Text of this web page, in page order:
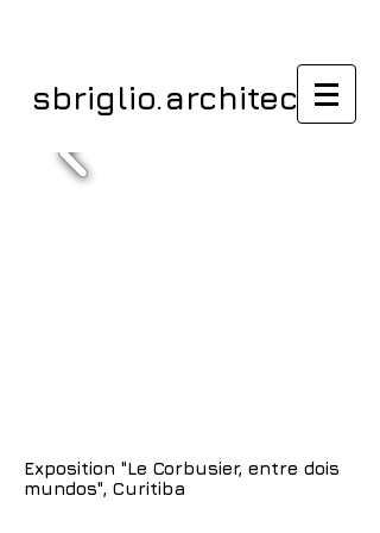
sbriglio.architectes
Exposition "Le Corbusier, entre dois
mundos", Curitiba